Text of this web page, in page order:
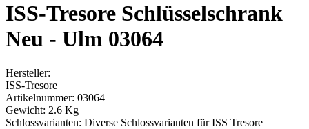
ISS-Tresore Schlüsselschrank
Neu - Ulm 03064
Hersteller:
ISS-Tresore
Artikelnummer: 03064
Gewicht: 2.6 Kg
Schlossvarianten: Diverse Schlossvarianten für ISS Tresore